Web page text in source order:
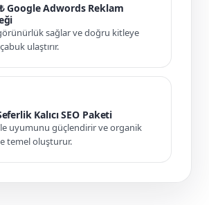
Google Adwords Reklam
görünürlük sağlar ve doğru kitleye
ulaştırır.
Kalıcı SEO Paketi
uyumunu güçlendirir ve organik
temel oluşturur.